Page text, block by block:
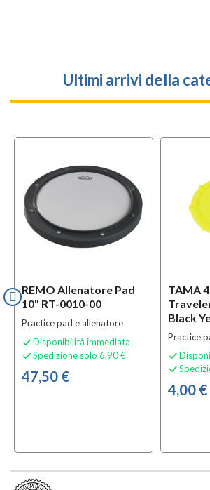
Ultimi arrivi della
REMO Allenatore Pad
10" RT-0010-00
Practice pad e allenatore
 Disponibilità immediata
 Spedizione solo 6,90 €
47,50 €
TAMA
Black
Practice


4,00 €